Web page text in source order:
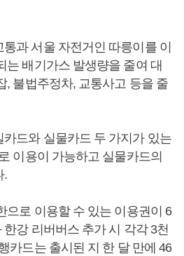
과 서울 자전거인 따릉이를 이
는 배기가스 발생량을 줄여 대
, 불법주정차, 교통사고 등을 줄
드와 실물카드 두 가지가 있는
이용이 가능하고 실물카드의
.
으로 이용할 수 있는 이용권이 6
강 리버버스 추가 시 각각 3천
카드는 출시된 지 한 달 만에 46